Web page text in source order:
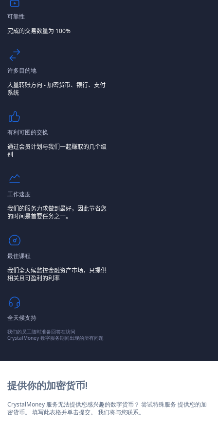
可靠性
完成的交易数量为 100%
许多目的地
大量转账方向 - 加密货币、银行、支付
系统
有利可图的交换
通过会员计划与我们一起赚取的几个级
别
工作速度
我们的服务力求做到最好，因此节省您
的时间是首要任务之一。
最佳课程
我们全天候监控金融资产市场，只提供
相关且可盈利的利率
全天候支持
我们的员工随时准备回答在访问
CrystalMoney 数字服务期间出现的所有问题
提供你的加密货币!
CrystalMoney 服务无法提供您感兴趣的数字货币？ 尝试特殊服务 提供您的加
密货币。 填写此表格并单击提交。 我们将与您联系。